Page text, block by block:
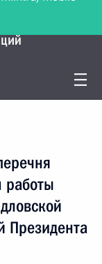
работы
Президента